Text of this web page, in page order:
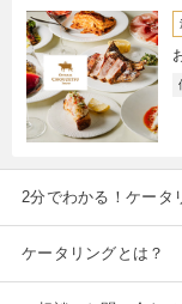
2分でわかる！ケータ
ケータリングとは？